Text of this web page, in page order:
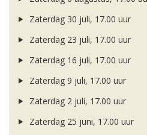
Zaterdag 30 juli, 17.00 uur
Zaterdag 23 juli, 17.00 uur
Zaterdag 16 juli, 17.00 uur
Zaterdag 9 juli, 17.00 uur
Zaterdag 2 juli, 17.00 uur
Zaterdag 25 juni, 17.00 uur